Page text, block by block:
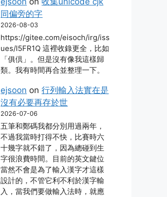
同偏旁的字
2026-08-03
https://gitee.com/eisoch/irg/iss
ues/I5FR1Q 這裡收錄更全，比如
「俱倶」。但是沒有像我這樣歸
類。我有時間再合並整理一下。
ejsoon on行列輸入法實在是
沒有必要再存於世
2026-07-06
五筆和鄭碼我都分別用過兩年，
不過我當時打得不快，比賽時六
十幾字就不錯了，因為總碰到生
字很浪費時間。目前的英文鍵位
當然不會是為了輸入漢字才這樣
設計的，不管它利不利於漢字輸
入，當我們要做輸入法時，就應